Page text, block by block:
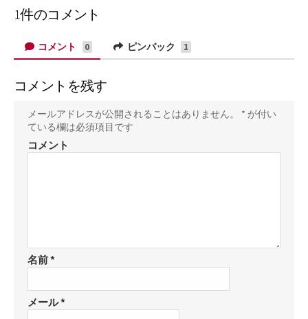
ア
ッ
ク
マ
ー
ク
に
保
存
1件のコメント
コメント 0 ピンバック 1
コメントを残す
メールアドレスが公開されることはありません。 * が付い
ている欄は必須項目です
コメント
名前*
メール*